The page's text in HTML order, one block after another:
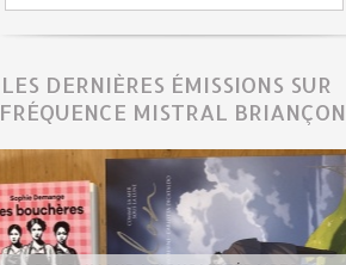
LES DERNIÈRES ÉMISSIONS SUR
FRÉQUENCE MISTRAL BRIANÇON